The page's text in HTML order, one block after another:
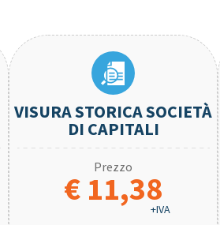
VISURA STORICA SOCIETÀ
DI CAPITALI
Prezzo
€ 11,38
+IVA